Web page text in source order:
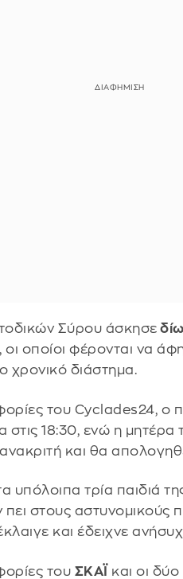
Σύρου άσκησε
οι οποίοι φέρονται να
χρονικό διάστημα.
του Cyclades24, ο
18:30, ενώ η μητέρα
και θα
υπόλοιπα τρία παιδιά
πει στους
και έδειχνε
του ΣΚΑΪ
και οι